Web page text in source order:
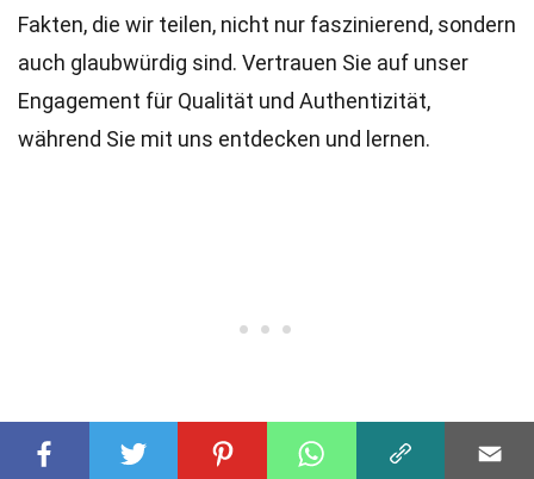
Fakten, die wir teilen, nicht nur faszinierend, sondern
auch glaubwürdig sind. Vertrauen Sie auf unser
Engagement für Qualität und Authentizität,
während Sie mit uns entdecken und lernen.